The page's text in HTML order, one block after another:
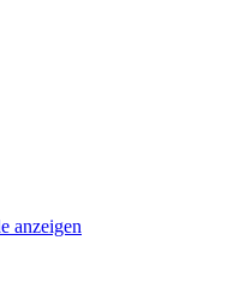
anzeigen